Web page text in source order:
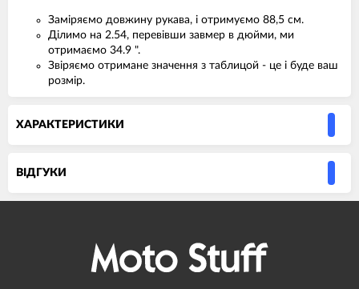
Заміряємо довжину рукава, і отримуємо 88,5 см.
Ділимо на 2.54, перевівши завмер в дюйми, ми
отримаємо 34.9 ".
Звіряємо отримане значення з таблицой - це і буде ваш
розмір.
ХАРАКТЕРИСТИКИ
ВIДГУКИ